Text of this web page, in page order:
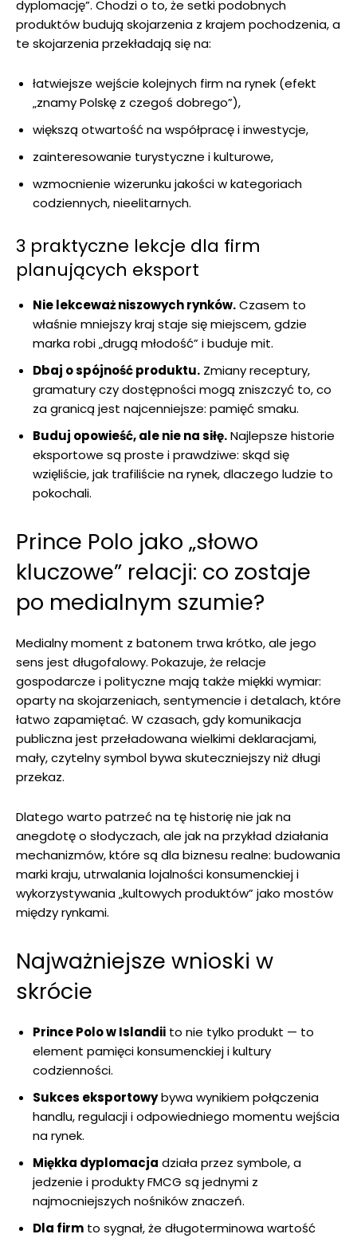
dyplomację”. Chodzi o to, że setki podobnych
produktów budują skojarzenia z krajem pochodzenia, a
te skojarzenia przekładają się na:
łatwiejsze wejście kolejnych firm na rynek (efekt
„znamy Polskę z czegoś dobrego”),
większą otwartość na współpracę i inwestycje,
zainteresowanie turystyczne i kulturowe,
wzmocnienie wizerunku jakości w kategoriach
codziennych, nieelitarnych.
3 praktyczne lekcje dla firm
planujących eksport
Nie lekceważ niszowych rynków.Czasem to
właśnie mniejszy kraj staje się miejscem, gdzie
marka robi „drugą młodość” i buduje mit.
Dbaj o spójność produktu. Zmiany receptury,
gramatury czy dostępności mogą zniszczyć to, co
za granicą jest najcenniejsze: pamięć smaku.
Buduj opowieść, ale nie na siłę.Najlepsze historie
eksportowe są proste i prawdziwe: skąd się
wzięliście, jak trafiliście na rynek, dlaczego ludzie to
pokochali.
Prince Polo jako „słowo
kluczowe” relacji: co zostaje
po medialnym szumie?
Medialny moment z batonem trwa krótko, ale jego
sens jest długofalowy. Pokazuje, że relacje
gospodarcze i polityczne mają także miękki wymiar:
oparty na skojarzeniach, sentymencie i detalach, które
łatwo zapamiętać. W czasach, gdy komunikacja
publiczna jest przeładowana wielkimi deklaracjami,
mały, czytelny symbol bywa skuteczniejszy niż długi
przekaz.
Dlatego warto patrzeć na tę historię nie jak na
anegdotę o słodyczach, ale jak na przykład działania
mechanizmów, które są dla biznesu realne: budowania
marki kraju, utrwalania lojalności konsumenckiej i
wykorzystywania „kultowych produktów” jako mostów
między rynkami.
Najważniejsze wnioski w
skrócie
Prince Polo w Islandii to nie tylko produkt — to
element pamięci konsumenckiej i kultury
codzienności.
Sukces eksportowybywa wynikiem połączenia
handlu, regulacji i odpowiedniego momentu wejścia
na rynek.
Miękka dyplomacja działa przez symbole, a
jedzenie i produkty FMCG są jednymi z
najmocniejszych nośników znaczeń.
Dla firm to sygnał, że długoterminowa wartość